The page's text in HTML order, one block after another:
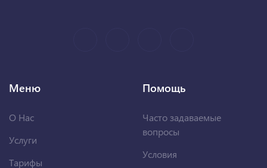
Меню
О Нас
Услуги
Тарифы
Помощь
Часто задаваемые
вопросы
Условия